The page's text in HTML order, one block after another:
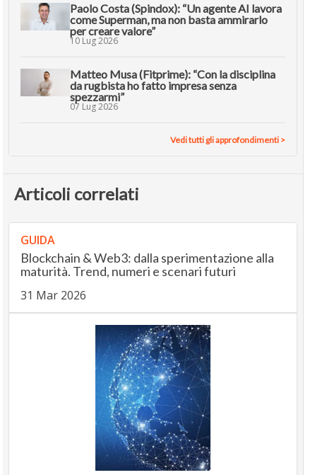
Paolo Costa (Spindox): “Un agente AI lavora
come Superman, ma non basta ammirarlo
per creare valore”
10 Lug 2026
Matteo Musa (Fitprime): “Con la disciplina
da rugbista ho fatto impresa senza
spezzarmi”
07 Lug 2026
Vedi tutti gli approfondimenti >
Articoli correlati
GUIDA
Blockchain & Web3: dalla sperimentazione alla
maturità. Trend, numeri e scenari futuri
31 Mar 2026